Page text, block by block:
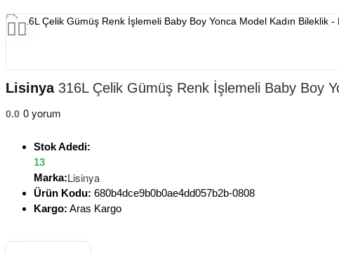
Lisinya316L Çelik Gümüş Renk İşlemeli Baby Boy
0.0 0 yorum
Stok Adedi:
13
Marka:Lisinya
Ürün Kodu: 680b4dce9b0b0ae4dd057b2b-0808
Kargo: Aras Kargo